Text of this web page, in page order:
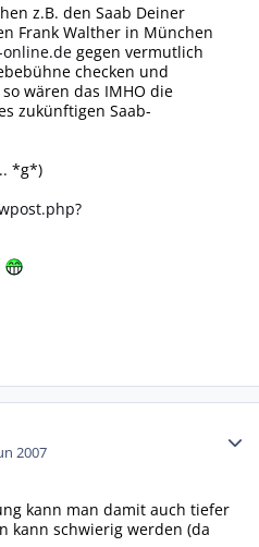
z.B. den Saab Deiner
Frank Walther in München
gegen vermutlich
checken und
wären das IMHO die
zukünftigen Saab-
*g*)
2007
kann man damit auch tiefer
kann schwierig werden (da